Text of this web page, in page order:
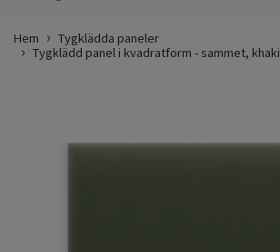
Hem
Tygklädda paneler
Tygklädd panel i kvadratform - sammet, khaki